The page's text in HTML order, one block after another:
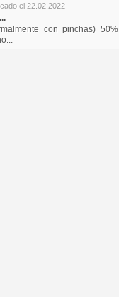
el 22.02.2022
con pinchas) 50%